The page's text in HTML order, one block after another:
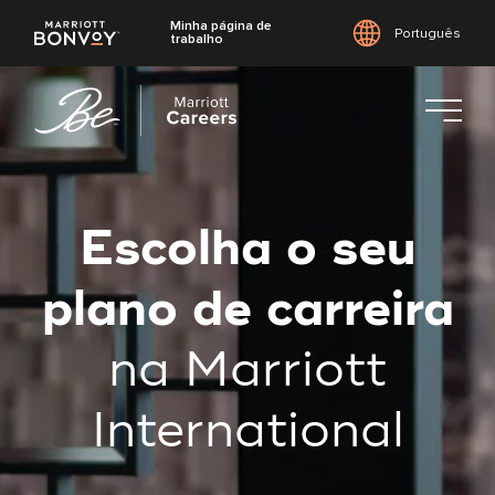
Saltar
conteúdo
principal
Minha página de
trabalho
Português
Escolha o seu
plano de carreira
na Marriott
International